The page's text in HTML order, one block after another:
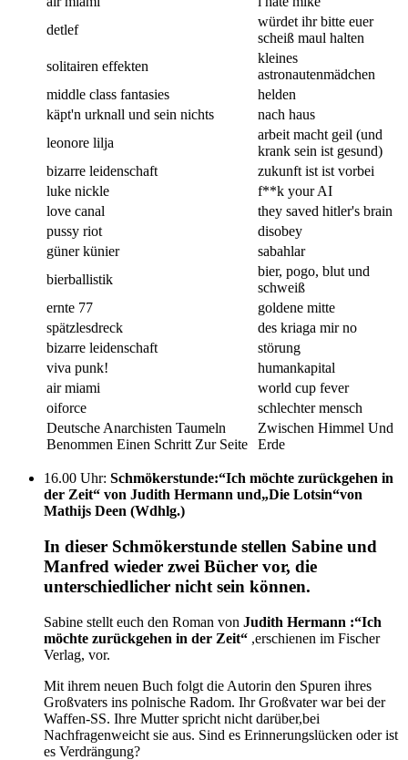
detlef
würdet ihr bitte euer
scheiß maul halten
solitairen effekten
kleines
astronautenmädchen
middle class fantasies
helden
käpt'n urknall und sein nichts
nach haus
leonore lilja
arbeit macht geil (und
krank sein ist gesund)
bizarre leidenschaft
zukunft ist ist vorbei
luke nickle
f**k your AI
love canal
they saved hitler's brain
pussy riot
disobey
güner künier
sabahlar
bierballistik
bier, pogo, blut und
schweiß
ernte 77
goldene mitte
spätzlesdreck
des kriaga mir no
bizarre leidenschaft
störung
viva punk!
humankapital
air miami
world cup fever
oiforce
schlechter mensch
Deutsche Anarchisten Taumeln
Benommen Einen Schritt Zur Seite
Zwischen Himmel Und
Erde
16.00 Uhr: Schmökerstunde:“Ich möchte zurückgehen in
der Zeit“ von Judith Hermann und„Die Lotsin“von
Mathijs Deen (Wdhlg.)
In dieser Schmökerstunde stellen Sabine und
Manfred wieder zwei Bücher vor, die
unterschiedlicher nicht sein können.
Sabine stellt euch den Roman von Judith Hermann :“Ich
möchte zurückgehen in der Zeit“ ,erschienen im Fischer
Verlag, vor.
Mit ihrem neuen Buch folgt die Autorin den Spuren ihres
Großvaters ins polnische Radom. Ihr Großvater war bei der
Waffen-SS. Ihre Mutter spricht nicht darüber,bei
Nachfragenweicht sie aus. Sind es Erinnerungslücken oder ist
es Verdrängung?